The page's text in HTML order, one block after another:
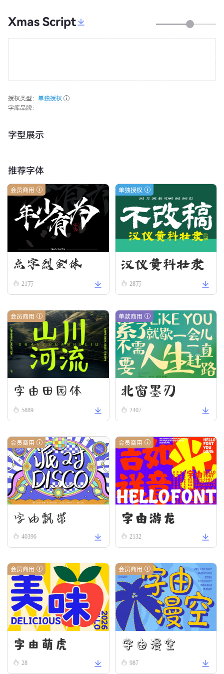
Xmas Script
授权类型： 单独授权
字库品牌：
字型展示
推荐字体
会员商用
点字烈金体
21万
单独授权
汉仪黄科壮隶
W28万
会员商用
字由田园体
5889
单款商用
北窗墨刃
2407
会员商用
字由飘带
40396
会员商用
字由游龙
2132
会员商用
字由萌虎
28
会员商用
字由漫空
987